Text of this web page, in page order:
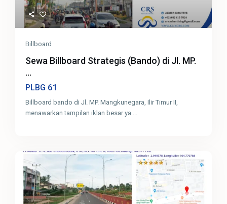
Billboard
Sewa Billboard Strategis (Bando) di Jl. MP.
...
PLBG 61
Billboard bando di Jl. MP. Mangkunegara, Ilir Timur II,
menawarkan tampilan iklan besar ya